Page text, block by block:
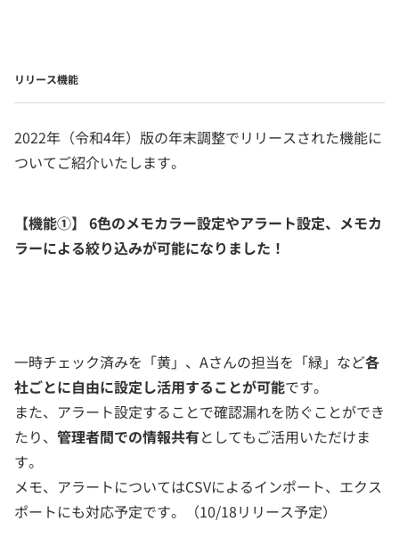
リリース機能
2022年（令和4年）版の年末調整でリリースされた機能に
ついてご紹介いたします。
【機能①】 6色のメモカラー設定やアラート設定、メモカ
ラーによる絞り込みが可能になりました！
一時チェック済みを「黄」、Aさんの担当を「緑」など各
社ごとに自由に設定し活用することが可能です。
また、アラート設定することで確認漏れを防ぐことができ
たり、 管理者間での情報共有としてもご活用いただけま
す。
メモ、アラートについてはCSVによるインポート、エクス
ポートにも対応予定です。（10/18リリース予定）